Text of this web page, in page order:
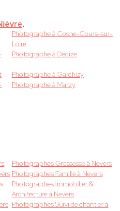
.
Photographe à Cosne-Cours-sur-
Loire
Photographe à Decize
Photographe à Garchizy
Photographe à Marzy
Photographes Grossesse à Nevers
Photographes Famille à Nevers
Photographes Immobilier &
Architecture à Nevers
Photographes Suivi de chantier à